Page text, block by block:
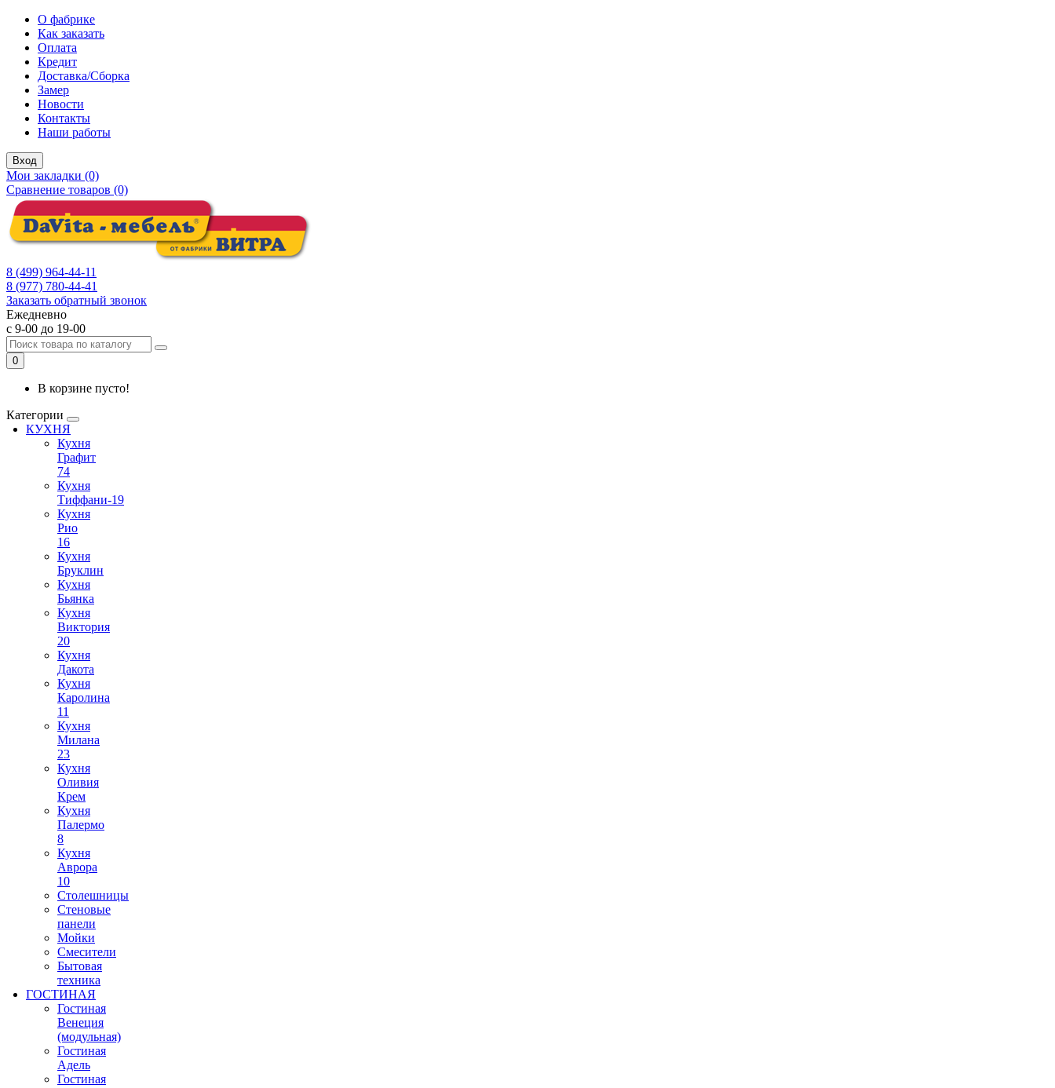
О фабрике
Как заказать
Оплата
Кредит
Доставка/Сборка
Замер
Новости
Контакты
Наши работы
Вход
Мои закладки (0)
Сравнение товаров (0)
8 (499) 964-44-11
8 (977) 780-44-41
Заказать обратный звонок
Ежедневно
с 9-00 до 19-00
0
В корзине пусто!
Категории
КУХНЯ
Кухня
Графит
74
Кухня
Тиффани-19
Кухня
Рио
16
Кухня
Бруклин
Кухня
Бьянка
Кухня
Виктория
20
Кухня
Дакота
Кухня
Каролина
11
Кухня
Милана
23
Кухня
Оливия
Крем
Кухня
Палермо
8
Кухня
Аврора
10
Столешницы
Стеновые
панели
Мойки
Смесители
Бытовая
техника
ГОСТИНАЯ
Гостиная
Венеция
(модульная)
Гостиная
Адель
Гостиная